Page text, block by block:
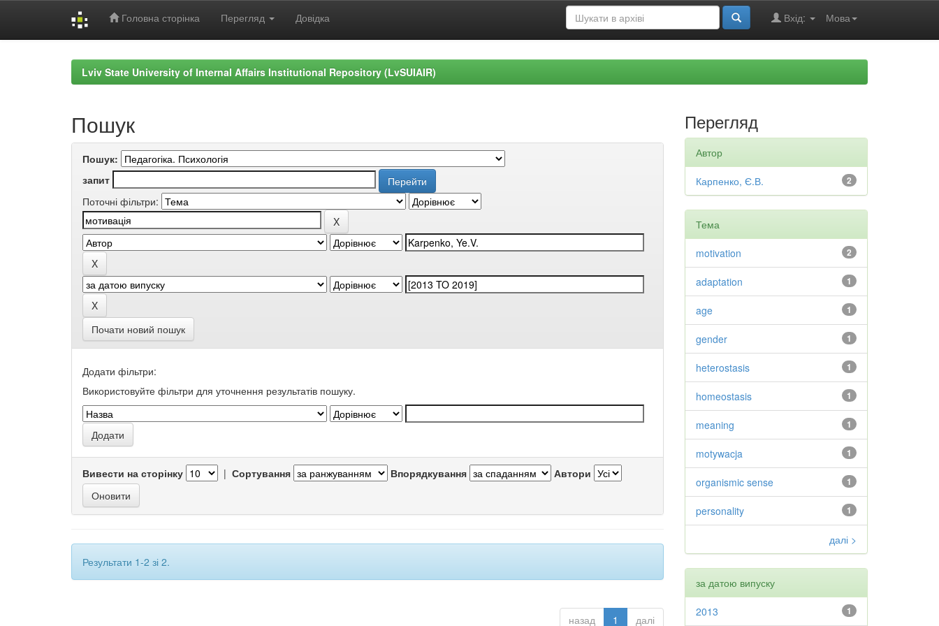
Головна сторінка Перегляд Довідка Мова
Вхід:
Lviv State University of Internal Affairs Institutional Repository (LvSUIAIR)
Пошук
Пошук:
запит
Поточні фільтри:
Почати новий пошук
Додати фільтри:
Використовуйте фільтри для уточнення результатів пошуку.
Вивести на сторінку | Сортування Впорядкування Автори
Результати 1-2 зі 2.
назад 1 далі
Перегляд
Автор
2
Карпенко, Є.В.
Тема
2
motivation
1
adaptation
1
age
1
gender
1
heterostasis
1
homeostasis
1
meaning
1
motywacja
1
organismic sense
1
personality
далі >
за датою випуску
1
2013